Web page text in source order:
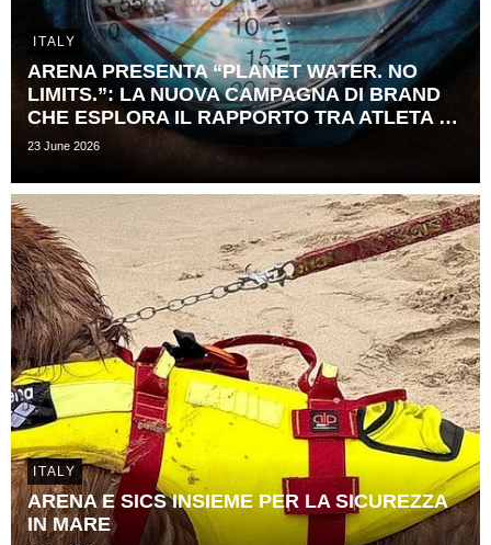
ITALY
ARENA PRESENTA “PLANET WATER. NO
LIMITS.”: LA NUOVA CAMPAGNA DI BRAND
CHE ESPLORA IL RAPPORTO TRA ATLETA E ​
TEMPO
23 June 2026
ITALY
ARENA E SICS INSIEME PER LA SICUREZZA
IN MARE